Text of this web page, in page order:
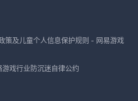
策及儿童个人信息保护规则 - 网易游戏
游戏行业防沉迷自律公约